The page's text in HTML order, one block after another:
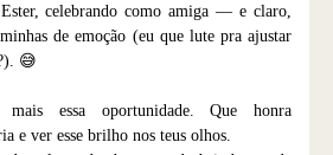
celebrando como amiga — e claro,
de emoção (eu que lute pra ajustar
😅
essa oportunidade. Que honra
e ver esse brilho nos teus olhos.